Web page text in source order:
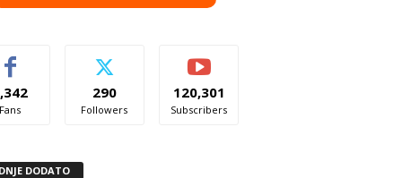
Fans
290
Followers
120,301
Subscribers
DODATO